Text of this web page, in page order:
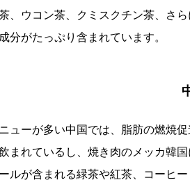
、ウコン茶、クミスクチン茶、さ
分がたっぷり含まれています。
ューが多い中国では、脂肪の燃焼
まれているし、焼き肉のメッカ韓
ルが含まれる緑茶や紅茶、コーヒ